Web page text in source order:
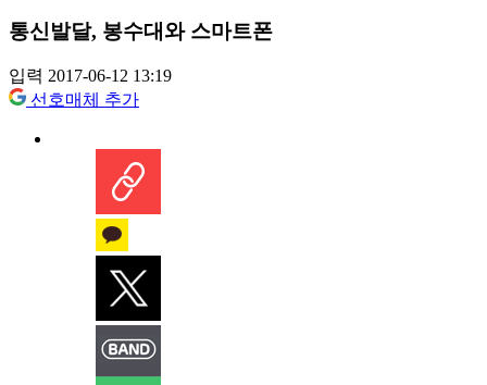
통신발달, 봉수대와 스마트폰
입력 2017-06-12 13:19
선호매체 추가